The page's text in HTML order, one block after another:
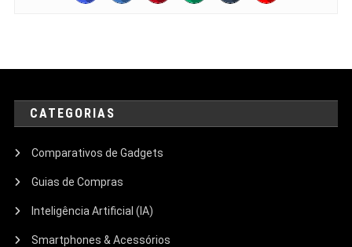
CATEGORIAS
Comparativos de Gadgets
Guias de Compras
Inteligência Artificial (IA)
Smartphones & Acessórios